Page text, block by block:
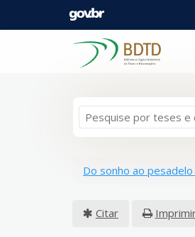
Pular para o conteúdo
Do sonho ao pesadelo
Citar